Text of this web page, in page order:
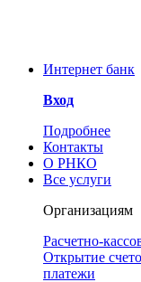
Интернет банк
Вход
Подробнее
Контакты
О РНКО
Все услуги
Организациям
Расчетно-
Открытие
платежи
информирует
просим принять
РНКО
в социальных
РНКО также
Вами через
частности